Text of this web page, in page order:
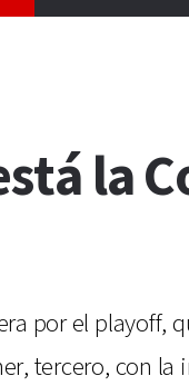
la
por el playoff,
tercero, con la